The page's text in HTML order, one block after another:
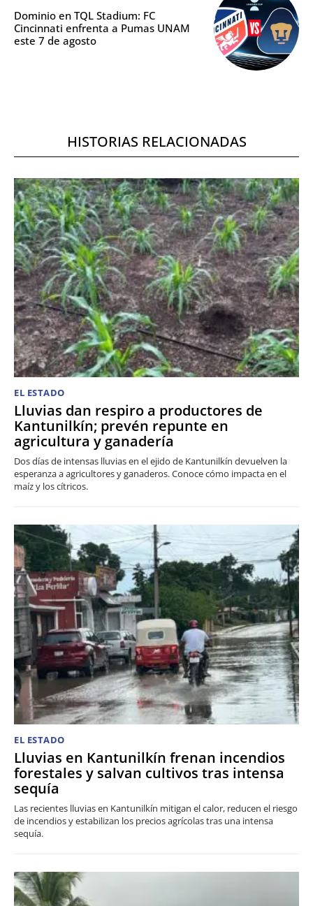
Dominio en TQL Stadium: FC
Cincinnati enfrenta a Pumas UNAM
este 7 de agosto
HISTORIAS RELACIONADAS
EL ESTADO
Lluvias dan respiro a productores de
Kantunilkín; prevén repunte en
agricultura y ganadería
Dos días de intensas lluvias en el ejido de Kantunilkín devuelven la
esperanza a agricultores y ganaderos. Conoce cómo impacta en el
maíz y los cítricos.
EL ESTADO
Lluvias en Kantunilkín frenan incendios
forestales y salvan cultivos tras intensa
sequía
Las recientes lluvias en Kantunilkín mitigan el calor, reducen el riesgo
de incendios y estabilizan los precios agrícolas tras una intensa
sequía.